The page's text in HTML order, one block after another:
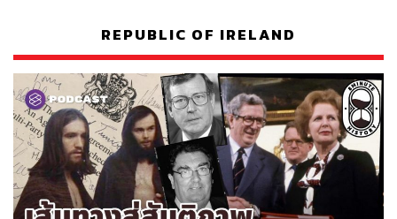
REPUBLIC OF IRELAND